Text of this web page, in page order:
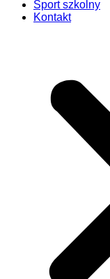
Sport szkolny
Kontakt